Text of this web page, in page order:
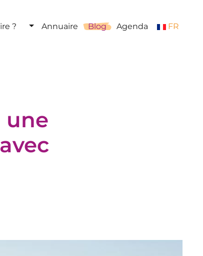
? Annuaire Blog Agenda FR
une